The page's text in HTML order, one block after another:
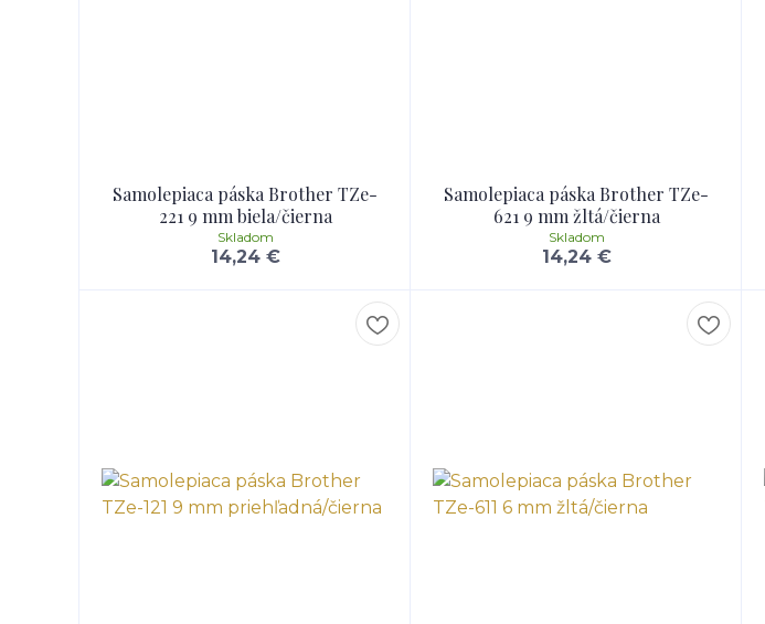
Samolepiaca páska Brother TZe-
221 9 mm biela/čierna
14,24 €
Skladom
Samolepiaca páska Brother TZe-
621 9 mm žltá/čierna
14,24 €
Skladom